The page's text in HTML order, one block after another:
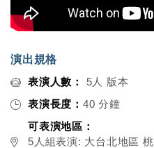
演出規格
表演人數：
5人 版本
表演長度： 40 分鐘
可表演地區：
5人組表演: 大台北地區